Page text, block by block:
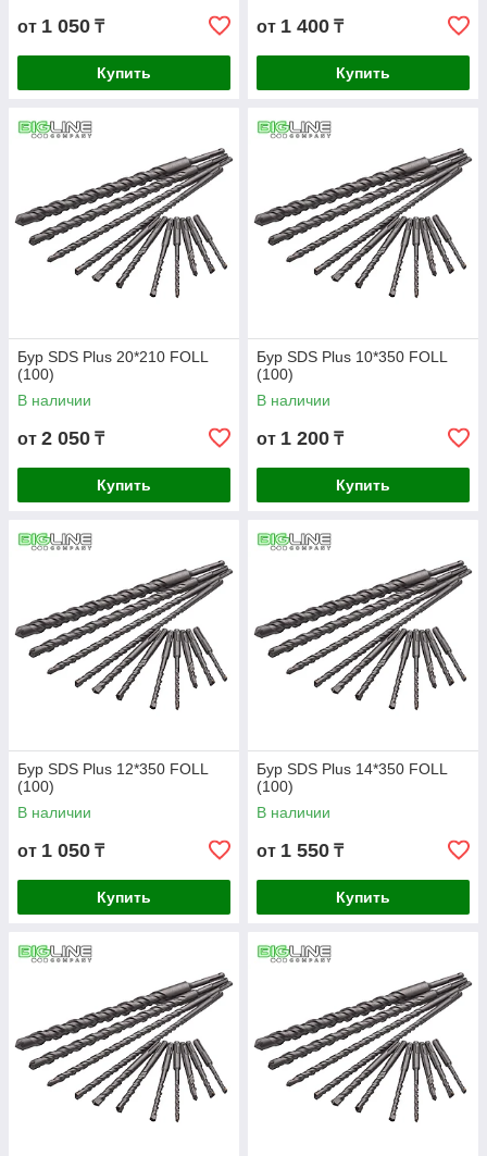
от 1 050 ₸
Купить
от 1 400 ₸
Купить
Бур SDS Plus 20*210 FOLL
(100)
В наличии
от 2 050 ₸
Купить
Бур SDS Plus 10*350 FOLL
(100)
В наличии
от 1 200 ₸
Купить
Бур SDS Plus 12*350 FOLL
(100)
В наличии
от 1 050 ₸
Купить
Бур SDS Plus 14*350 FOLL
(100)
В наличии
от 1 550 ₸
Купить